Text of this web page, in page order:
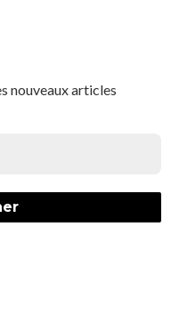
nouveaux articles